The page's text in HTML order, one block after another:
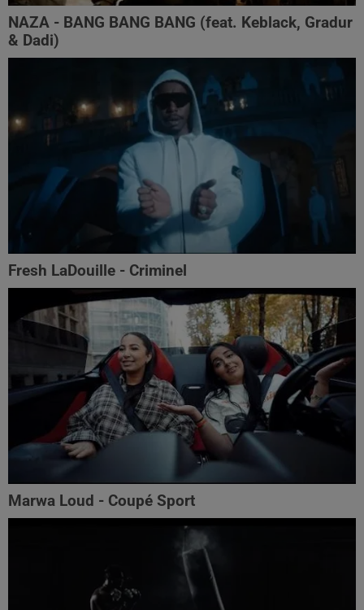
NAZA - BANG BANG BANG (feat. Keblack, Gradur
& Dadi)
Fresh LaDouille - Criminel
Marwa Loud - Coupé Sport